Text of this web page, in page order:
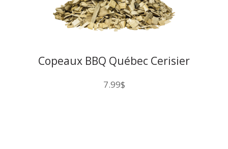
Copeaux BBQ Québec Cerisier
7.99$